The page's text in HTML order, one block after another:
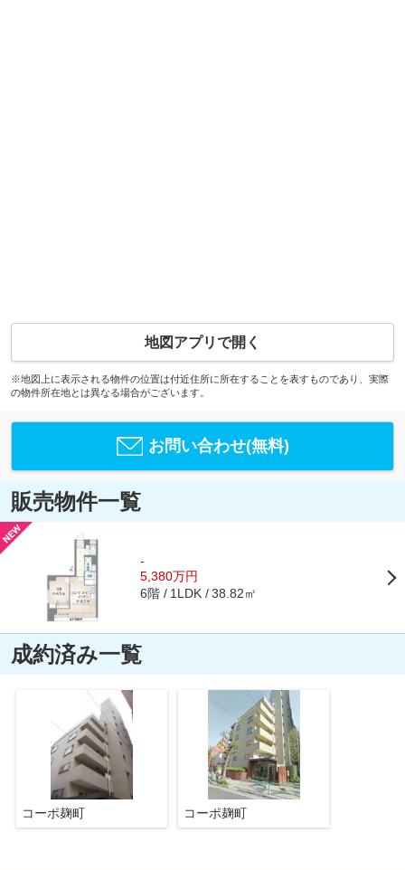
地図アプリで開く
※地図上に表示される物件の位置は付近住所に所在することを表すものであり、実際
の物件所在地とは異なる場合がございます。
お問い合わせ(無料)
販売物件一覧
-
5,380万円
6階 1LDK 38.82㎡
成約済み一覧
コーポ麹町 コーポ麹町